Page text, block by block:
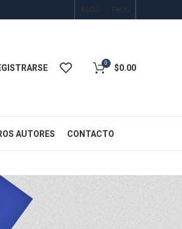
BLOG FAQS
0 $0.00
AUTORES CONTACTO